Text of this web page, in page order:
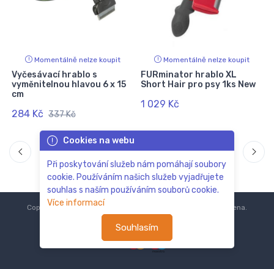
Momentálně nelze koupit
Vyčesávací hrablo s
vyměnitelnou hlavou 6 x 15
cm
284 Kč 337 Kč
Momentálně nelze koupit
FURminator hrablo XL
Short Hair pro psy 1ks New
1 029 Kč
Cookies na webu
Při poskytování služeb nám pomáhají soubory
cookie. Používáním našich služeb vyjadřujete
souhlas s naším používáním souborů cookie.
Více informací
Souhlasím
Copyright © 2018-2024 Všechna práva vyhrazena.